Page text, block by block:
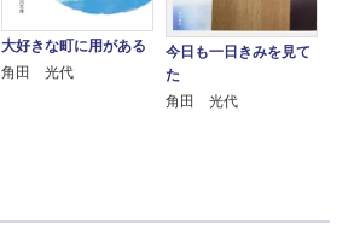
大好きな町に用がある
角田 光代
今日も一日きみを見て
た
角田 光代